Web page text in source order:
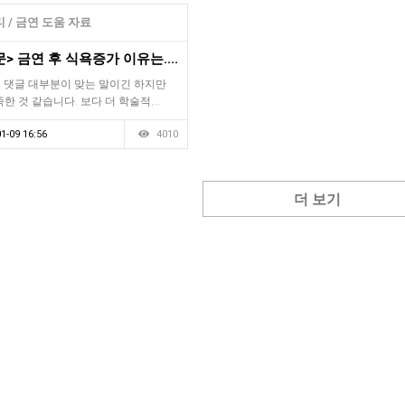
/ 금연 도움 자료
> 금연 후 식욕증가 이유는....
글 대부분이 맞는 말이긴 하지만
한 것 같습니다. 보다 더 학술적,…
09 16:56 4010
더 보기